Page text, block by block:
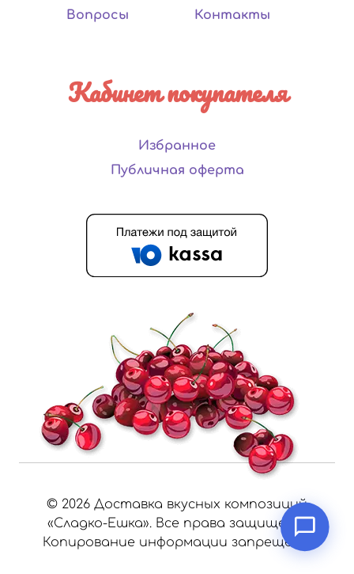
Вопросы
Контакты
Кабинет покупателя
Избранное
Публичная оферта
© 2026 Доставка вкусных композиций
«Сладко-Ешка». Все права защищены.
Копирование информации запрещено.